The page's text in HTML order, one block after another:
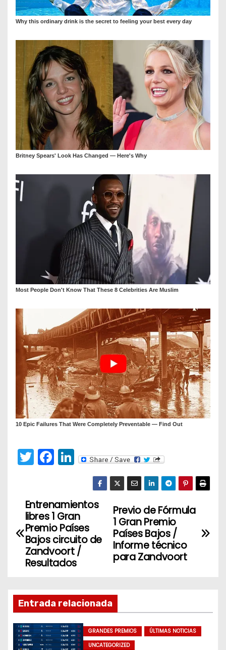
T
w
er
F
a
e
b
o
o
k
Li
e
dI
n
N
a
g
a
c
Previo de Fórmula
1 Gran Premio
Países Bajos /
Informe técnico
para Zandvoort
Entrenamientos
libres 1 Gran
Premio Países
Bajos circuito de
Zandvoort /
Resultados
Entrada relacionada
GRANDES PREMIOS
ÚLTIMAS NOTICIAS
UNCATEGORIZED